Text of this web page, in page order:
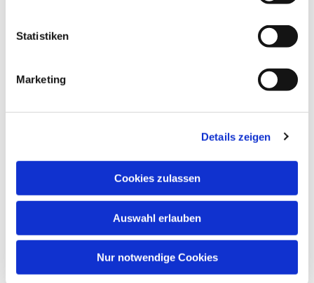
Statistiken
Marketing
Details zeigen
Cookies zulassen
Auswahl erlauben
Nur notwendige Cookies
Dies könnte Sie auch